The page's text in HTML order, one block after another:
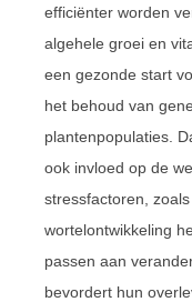
efficiënter worden
algehele groei en
een gezonde start
het behoud van
plantenpopulaties.
ook invloed op de
stressfactoren,
wortelontwikkeling
passen aan
bevordert hun